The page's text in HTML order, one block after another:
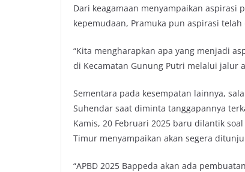
Dari keagamaan menyampaikan
kepemudaan, Pramuka pun aspirasi telah
“Kita mengharapkan apa yang menjadi
di Kecamatan Gunung Putri melalui jalur
Sementara pada kesempatan lainnya,
Suhendar saat diminta tanggapannya
Kamis, 20 Februari 2025 baru dilantik
Timur menyampaikan akan segera
“APBD 2025 Bappeda akan ada